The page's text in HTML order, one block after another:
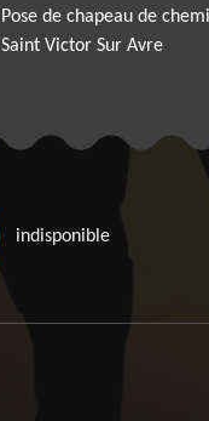
Pose de chapeau de
Saint Victor Sur Avre
indisponible